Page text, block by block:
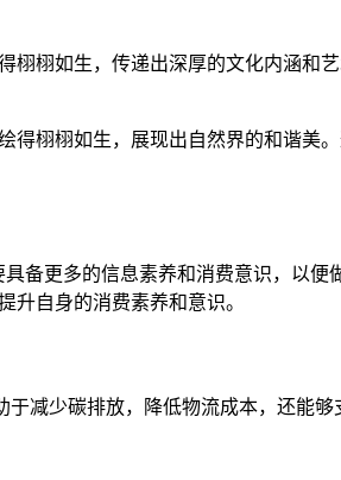
栩如生，传递出深厚的文化内涵和
栩栩如生，展现出自然界的和谐美。
备更多的信息素养和消费意识，以便
升自身的消费素养和意识。
减少碳排放，降低物流成本，还能